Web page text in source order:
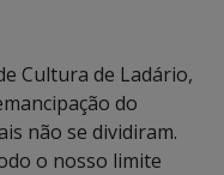
Cultura de Ladário,
do
não se dividiram.
o nosso limite